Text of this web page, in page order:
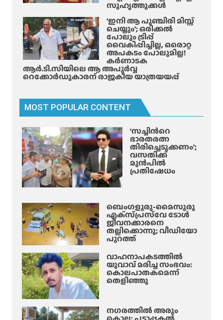
വെ
ടു
ക്കാം
!
വൈ
റി
പ്പ്
;
ജോ
ലി
ന്ന
വ
രെ
ന്തി
പ്പി
ച്ച്
യ
സുഹൃത്തുക്കൾ
‘ഇനി ആ പുഞ്ചിരി മിസ്സ്
ചെയ്യും’; ഒരിക്കൽ
പോലും ട്രിപ്പ്
വൈകിപ്പിച്ചില്ല, ഒരൊറ്റ
അപകടം പോലുമില്ല!
കർണാടക
ആർ.ടി.സിയിലെ ആ അപൂർവ്വ
റെക്കോർഡുകാരന് രാജകീയ യാത്രയയപ്പ്
MOST POPULAR CONTENT
‘സച്ചിന്‍റെ
ഭാരതരത്ന
തിരിച്ചെടുക്കണം’;
വസതിക്ക്
മുൻപിൽ
പ്രതിഷേധം
ബെംഗളൂരു-മൈസൂരു
എക്‌സ്‌പ്രസ്‌വേ ടോൾ
ജീവനക്കാരനെ
തല്ലിക്കൊന്നു; വീഡിയോ
പുറത്ത്
വാഹനാപകടത്തിൽ
യുവാവ് മരിച്ച സംഭവം:
കൊലപാതകമെന്ന്
തെളിഞ്ഞു
നഗരത്തിൽ അരും